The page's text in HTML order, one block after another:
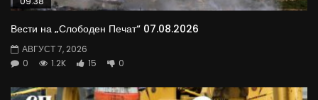
Вести на „Слободен Печат“ 07.08.2026
АВГУСТ 7, 2026
0
1.2K 15 0